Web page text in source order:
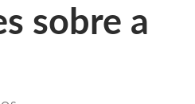
sobre a